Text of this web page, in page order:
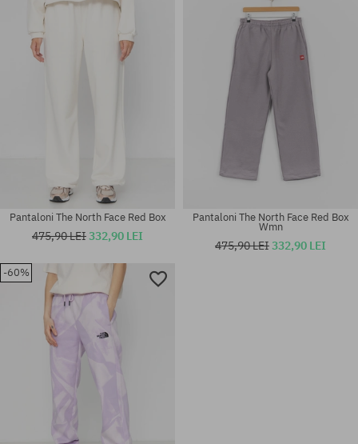
S; M; L; XL
Mărimi existente:
S; M; L; XL
Pantaloni The North Face Red Box
475,90 LEI332,90 LEI
Pantaloni The North Face Red Box
Wmn
475,90 LEI332,90 LEI
-60%